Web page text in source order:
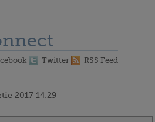
Twitter RSS Feed
2017 14:29